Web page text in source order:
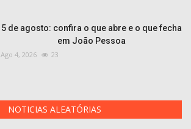
5 de agosto: confira o que abre e o que fecha
em João Pessoa
Ago 4, 2026 23
NOTICIAS ALEATÓRIAS